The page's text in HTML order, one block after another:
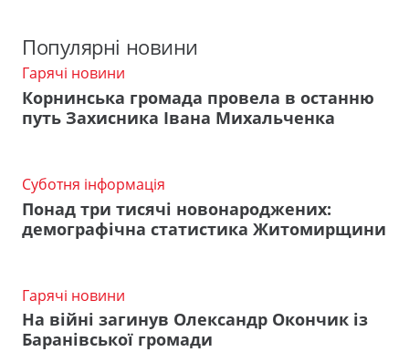
Популярні новини
Гарячі новини
Корнинська громада провела в останню
путь Захисника Івана Михальченка
Суботня інформація
Понад три тисячі новонароджених:
демографічна статистика Житомирщини
Гарячі новини
На війні загинув Олександр Окончик із
Баранівської громади